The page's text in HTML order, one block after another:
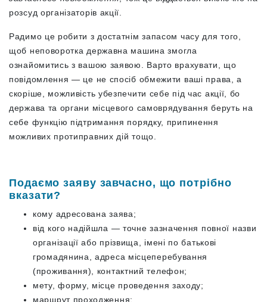
розсуд організаторів акції.
Радимо це робити з достатнім запасом часу для того,
щоб неповоротка державна машина змогла
ознайомитись з вашою заявою. Варто врахувати, що
повідомлення — це не спосіб обмежити ваші права, а
скоріше, можливість убезпечити себе під час акції, бо
держава та органи місцевого самоврядування беруть на
себе функцію підтримання порядку, припинення
можливих протиправних дій тощо.
Подаємо заяву завчасно, що потрібно
вказати?
кому адресована заява;
від кого надійшла — точне зазначення повної назви
організації або прізвища, імені по батькові
громадянина, адреса місцеперебування
(проживання), контактний телефон;
мету, форму, місце проведення заходу;
маршрут проходження;